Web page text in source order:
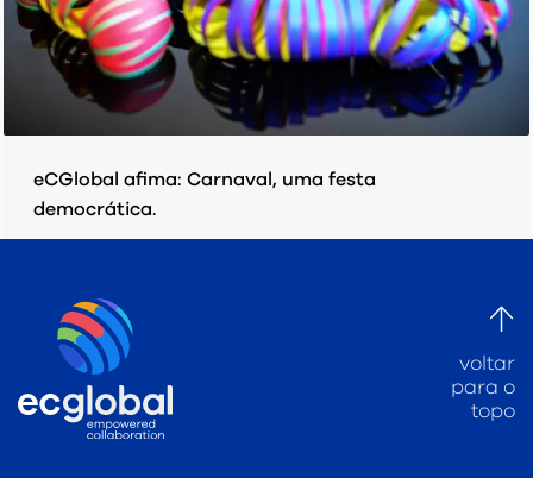
eCGlobal afima: Carnaval, uma festa
democrática.
PUBLICADO EM
voltar
para o
topo